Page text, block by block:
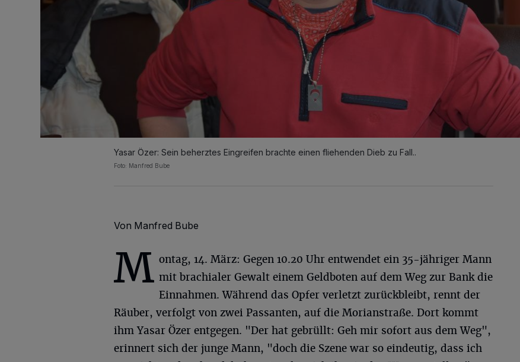
Yasar Özer: Sein beherztes Eingreifen brachte einen fliehenden Dieb zu Fall..
Foto: Manfred Bube
Von Manfred Bube
M ontag, 14. März: Gegen 10.20 Uhr entwendet ein 35-jähriger Mann
mit brachialer Gewalt einem Geldboten auf dem Weg zur Bank die
Einnahmen. Während das Opfer verletzt zurückbleibt, rennt der
Räuber, verfolgt von zwei Passanten, auf die Morianstraße. Dort kommt
ihm Yasar Özer entgegen. "Der hat gebrüllt: Geh mir sofort aus dem Weg",
erinnert sich der junge Mann, "doch die Szene war so eindeutig, dass ich